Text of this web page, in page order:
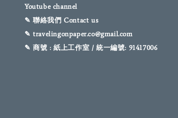
Youtube channel
✎ 聯絡我們 Contact us
✎ travelingonpaper.co@gmail.com
✎ 商號 : 紙上工作室 / 統一編號: 91417006